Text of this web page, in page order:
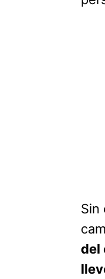
Sin
del